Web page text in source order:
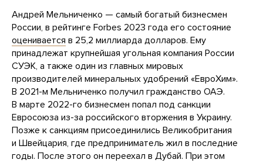
Андрей Мельниченко — самый богатый бизнесмен
России, в рейтинге Forbes 2023 года его состояние
оценивается в 25,2 миллиарда долларов. Ему
принадлежат крупнейшая угольная компания России
СУЭК, а также один из главных мировых
производителей минеральных удобрений «ЕвроХим».
В 2021-м Мельниченко получил гражданство ОАЭ.
В марте 2022-го бизнесмен попал под санкции
Евросоюза из-за российского вторжения в Украину.
Позже к санкциям присоединились Великобритания
и Швейцария, где предприниматель жил в последние
годы. После этого он переехал в Дубай. При этом